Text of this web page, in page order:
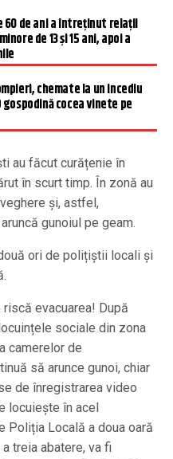
60 de ani a întreținut relații
de 13 și 15 ani, apoi a
chemate la un incediu
cocea vinete pe
au făcut curățenie în
în scurt timp. În zonă au
și, astfel,
gunoiul pe geam.
ori de polițiștii locali și
evacuarea! După
sociale din zona
camerelor de
să arunce gunoi, chiar
de înregistrarea video
locuiește în acel
Poliția Locală a doua oară
treia abatere, va fi